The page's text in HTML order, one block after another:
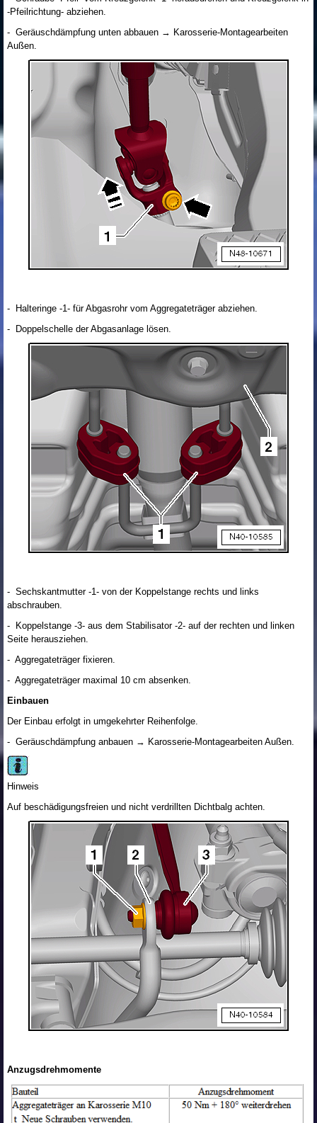
-Pfeilrichtung- abziehen.
- Geräuschdämpfung unten abbauen → Karosserie-Montagearbeiten
Außen.
- Halteringe -1- für Abgasrohr vom Aggregateträger abziehen.
- Doppelschelle der Abgasanlage lösen.
- Sechskantmutter -1- von der Koppelstange rechts und links
abschrauben.
- Koppelstange -3- aus dem Stabilisator -2- auf der rechten und linken
Seite herausziehen.
- Aggregateträger fixieren.
- Aggregateträger maximal 10 cm absenken.
Einbauen
Der Einbau erfolgt in umgekehrter Reihenfolge.
- Geräuschdämpfung anbauen → Karosserie-Montagearbeiten Außen.
Hinweis
Auf beschädigungsfreien und nicht verdrillten Dichtbalg achten.
Anzugsdrehmomente